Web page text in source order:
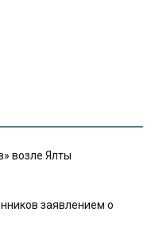
возле Ялты
заявлением о